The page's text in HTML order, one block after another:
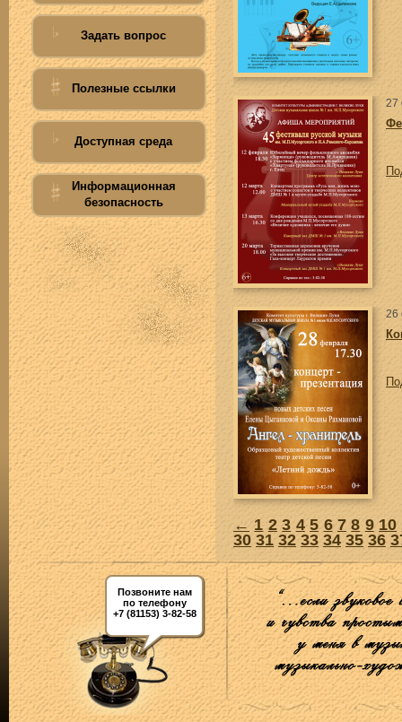
Задать вопрос
Полезные ссылки
Доступная среда
Информационная
безопасность
27
26
← 1 2 3 4 5 6 7 8 9 10
30 31 32 33 34 35 36
Позвоните нам
по телефону
+7 (81153) 3-82-58